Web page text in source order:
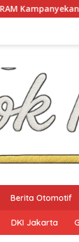
Berita Otomotif
DKI Jakarta